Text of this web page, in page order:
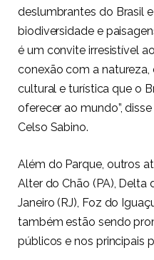
deslumbrantes do Brasil
biodiversidade e
é um convite irresistível
conexão com a
cultural e turística que o
oferecer ao mundo”,
Celso Sabino.
Além do Parque, outros
Alter do Chão (PA), Delta
Janeiro (RJ), Foz do
também estão sendo
públicos e nos principais